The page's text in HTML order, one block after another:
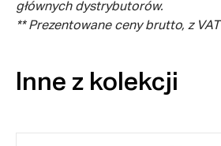
głównych dystrybutorów.
** Prezentowane ceny brutto, z VAT
Inne z kolekcji